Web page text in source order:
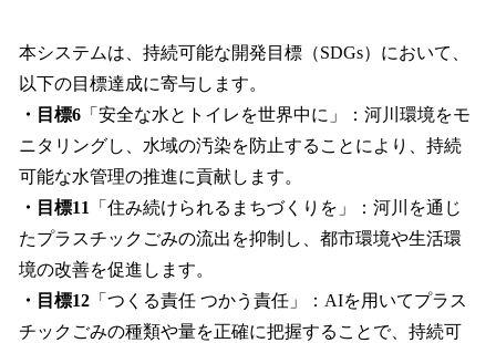
本システムは、持続可能な開発目標（SDGs）において、
以下の目標達成に寄与します。
・目標6 「安全な水とトイレを世界中に」：河川環境をモ
ニタリングし、水域の汚染を防止することにより、持続
可能な水管理の推進に貢献します。
・目標11
「住み続けられるまちづくりを」：河川を通じ
たプラスチックごみの流出を抑制し、都市環境や生活環
境の改善を促進します。
・目標12 「つくる責任 つかう責任」：AIを用いてプラス
チックごみの種類や量を正確に把握することで、持続可